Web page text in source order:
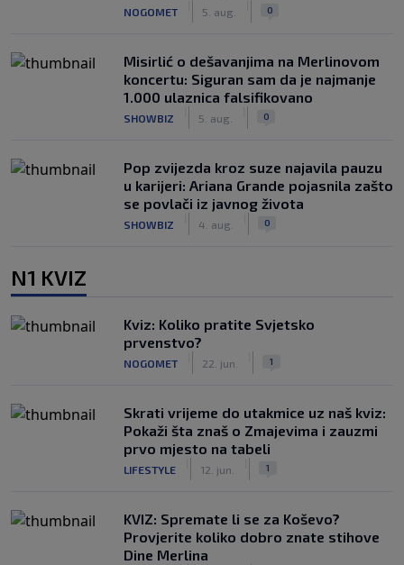
NOGOMET 5. aug. 0
Misirlić o dešavanjima na Merlinovom
koncertu: Siguran sam da je najmanje
1.000 ulaznica falsifikovano
SHOWBIZ 5. aug. 0
Pop zvijezda kroz suze najavila pauzu
u karijeri: Ariana Grande pojasnila zašto
se povlači iz javnog života
SHOWBIZ 4. aug. 0
N1 KVIZ
Kviz: Koliko pratite Svjetsko
prvenstvo?
NOGOMET 22. jun. 1
Skrati vrijeme do utakmice uz naš kviz:
Pokaži šta znaš o Zmajevima i zauzmi
prvo mjesto na tabeli
LIFESTYLE 12. jun. 1
KVIZ: Spremate li se za Koševo?
Provjerite koliko dobro znate stihove
Dine Merlina